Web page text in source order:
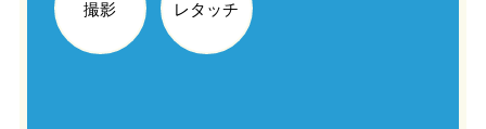
撮影 レタッチ